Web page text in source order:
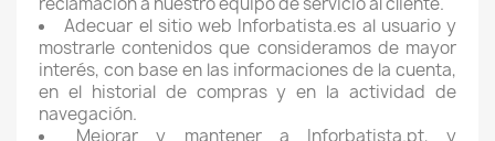
Adecuar el sitio web Inforbatista.es al usuario y
mostrarle contenidos que consideramos de mayor
interés, con base en las informaciones de la cuenta,
en el historial de compras y en la actividad de
navegación.
Mejorar y mantener a Inforbatista.pt, y